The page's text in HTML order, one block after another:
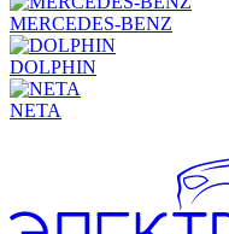
MERCEDES-BENZ
DOLPHIN
NETA